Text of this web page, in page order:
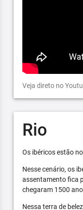
Veja direto no
Rio
Os ibéricos estão
Nesse cenário, os
assentamento fica
chegaram 1500
Nessa terra de